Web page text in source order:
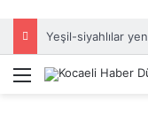
Yeşil-siyahlılar
Menü